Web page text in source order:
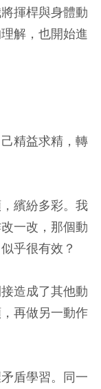
揮桿與身體動
解，也開始進
精益求精，轉
繽紛多彩。我
一改，那個動
乎很有效？
造成了其他動
再做另一動作
盾學習。同一